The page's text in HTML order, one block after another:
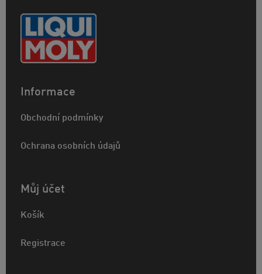
Informace
Obchodní podmínky
Ochrana osobních údajů
Můj účet
Košík
Registrace